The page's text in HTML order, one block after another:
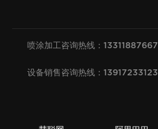
喷涂加工咨询热线：13311887667
设备销售咨询热线：13917233123